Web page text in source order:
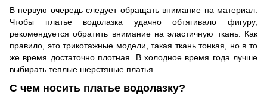
В первую очередь следует обращать внимание на материал.
Чтобы платье водолазка удачно обтягивало фигуру,
рекомендуется обратить внимание на эластичную ткань. Как
правило, это трикотажные модели, такая ткань тонкая, но в то
же время достаточно плотная. В холодное время года лучше
выбирать теплые шерстяные платья.
С чем носить платье водолазку?